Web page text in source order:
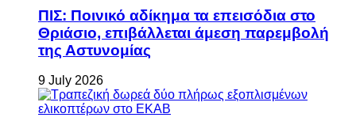
ΠΙΣ: Ποινικό αδίκημα τα επεισόδια στο
Θριάσιο, επιβάλλεται άμεση παρεμβολή
της Αστυνομίας
9 July 2026